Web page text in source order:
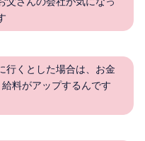
行くとした場合は、お金
料がアップするんです